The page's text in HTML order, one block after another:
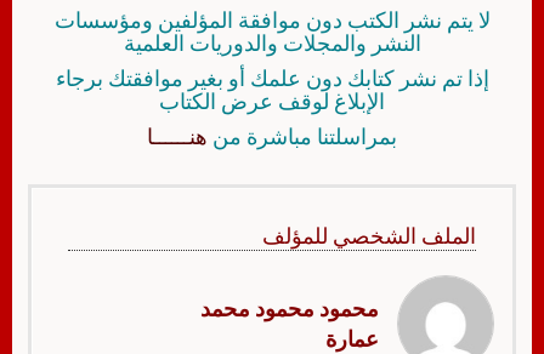
لا يتم نشر الكتب دون موافقة المؤلفين ومؤسسات
النشر والمجلات والدوريات العلمية
إذا تم نشر كتابك دون علمك أو بغير موافقتك برجاء
الإبلاغ لوقف عرض الكتاب
بمراسلتنا مباشرة من هنــــــا
الملف الشخصي للمؤلف
محمود محمود محمد
عمارة